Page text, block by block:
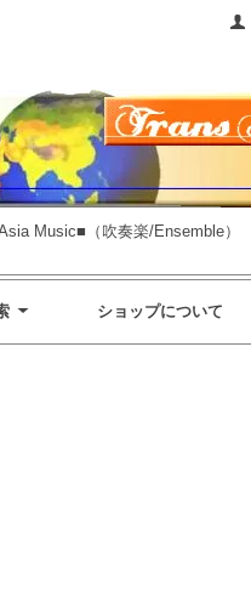
Music■（吹奏楽/Ensemble）
ショップについて